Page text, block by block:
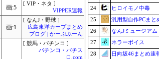
画:5
[ VIP・ネタ ]
VIPPER速報
画:1
[ なんJ・野球 ]
広島東洋カープまとめ
ブログ | かーぷぶーん
[ 競馬・パチンコ ]
パチンコ・パチス
ロ.com
24
ヒロイモノ中毒
25
汎用型自作PCまと
26
なんJミュージアム
27
ネラーボイス
28
日向坂46まとめ速